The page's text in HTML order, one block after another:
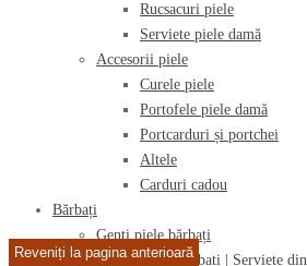
Rucsacuri piele
Serviete piele damă
Accesorii piele
Curele piele
Portofele piele damă
Portcarduri și portchei
Altele
Carduri cadou
Bărbați
Genți piele bărbați
Genți bărbați | Serviete